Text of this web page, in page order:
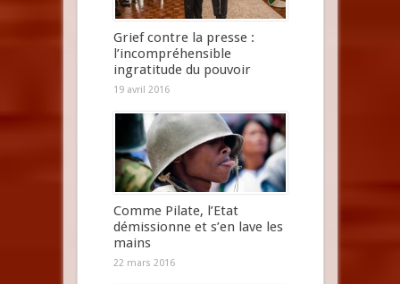
Grief contre la presse :
l’incompréhensible
ingratitude du pouvoir
19 avril 2016
Comme Pilate, l’Etat
démissionne et s’en lave les
mains
22 mars 2016